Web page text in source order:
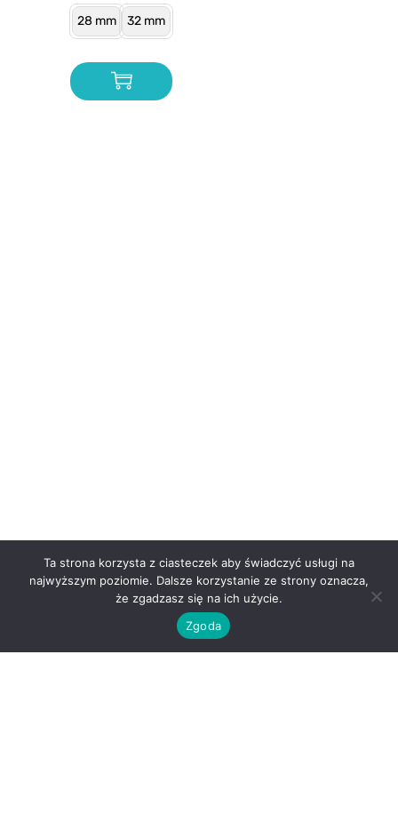
28 mm 32 mm
Ta strona korzysta z ciasteczek aby świadczyć usługi na
najwyższym poziomie. Dalsze korzystanie ze strony oznacza,
że zgadzasz się na ich użycie.
Zgoda